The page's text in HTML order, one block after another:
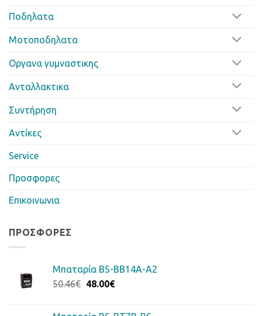
Ποδηλατα
Μοτοποδηλατα
Οργανα γυμναστικης
Ανταλλακτικα
Συντήρηση
Αντίκες
Service
Προσφορες
Επικοινωνια
ΠΡΟΣΦΟΡΈΣ
Μπαταρία BS-BB14A-A2
50.46€ Original
48.00€Η